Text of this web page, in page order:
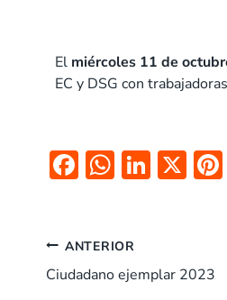
El miércoles 11 de
EC y DSG con
F
ac
b
o
W
h
s
A
Li
n
dI
X
ANTERIOR
Ciudadano ejemplar 2023